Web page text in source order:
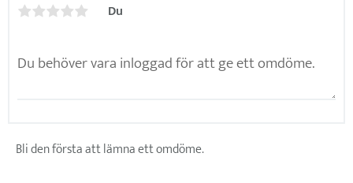
Du
Bli den första att lämna ett omdöme.